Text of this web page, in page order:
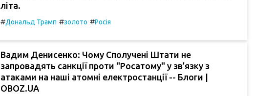
літа.
#Дональд Трамп #золото #Росія
Вадим Денисенко: Чому Сполучені Штати не
запровадять санкції проти "Росатому" у зв’язку з
атаками на наші атомні електростанції -- Блоги |
OBOZ.UA